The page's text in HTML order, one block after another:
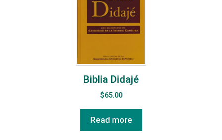
Biblia Didajé
$65.00
Read more